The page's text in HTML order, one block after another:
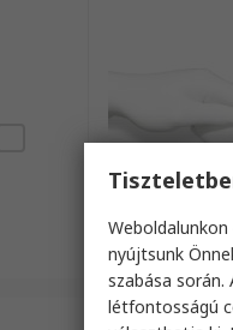
nyújtsunk
szabása
létfontosságú